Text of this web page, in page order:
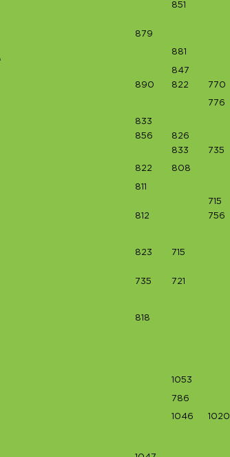
851
879
881
847
890 822 770
776
833
856 826
833 735
822 808
811
715
812 756
823 715
735 721
818
1053
786
1046 1020